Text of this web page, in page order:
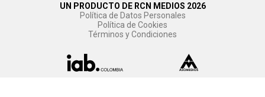
UN PRODUCTO DE RCN MEDIOS 2026
Política de Datos Personales
Política de Cookies
Términos y Condiciones